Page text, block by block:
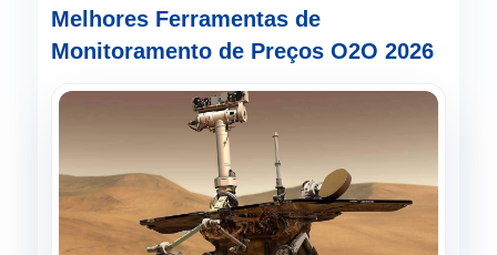
Melhores Ferramentas de
Monitoramento de Preços O2O 2026